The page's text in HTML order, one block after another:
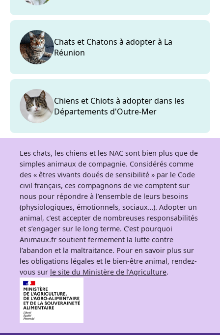
Chats et Chatons à adopter à La
Réunion
Chiens et Chiots à adopter dans les
Départements d'Outre-Mer
Les chats, les chiens et les NAC sont bien plus que de
simples animaux de compagnie. Considérés comme
des « êtres vivants doués de sensibilité » par le Code
civil français, ces compagnons de vie comptent sur
nous pour répondre à l’ensemble de leurs besoins
(physiologiques, émotionnels, sociaux…). Adopter un
animal, c’est accepter de nombreuses responsabilités
et s’engager sur le long terme. C’est pourquoi
Animaux.fr soutient fermement la lutte contre
l’abandon et la maltraitance. Pour en savoir plus sur
les obligations légales et le bien-être animal, rendez-
vous sur le site du Ministère de l’Agriculture.